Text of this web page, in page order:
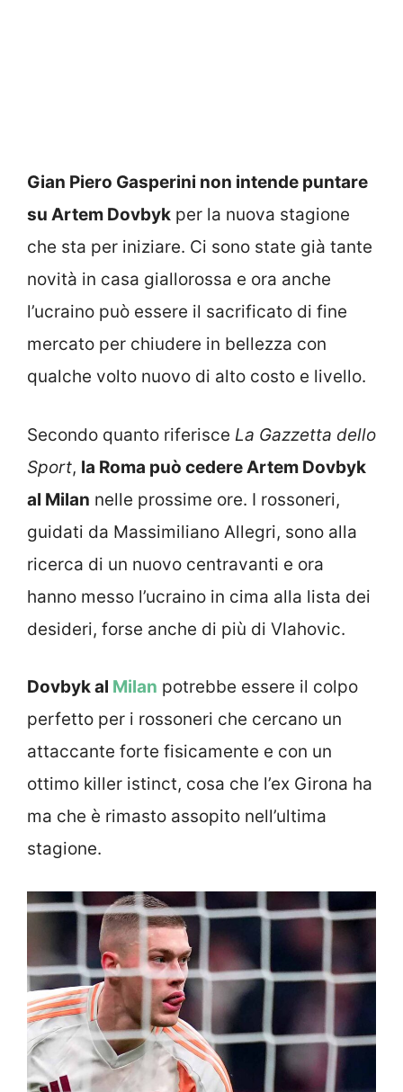
Gian Piero Gasperini non intende puntare
su Artem Dovbyk per la nuova stagione
che sta per iniziare. Ci sono state già tante
novità in casa giallorossa e ora anche
l’ucraino può essere il sacrificato di fine
mercato per chiudere in bellezza con
qualche volto nuovo di alto costo e livello.
Secondo quanto riferisce La Gazzetta dello
Sport, la Roma può cedere Artem Dovbyk
al Milan nelle prossime ore. I rossoneri,
guidati da Massimiliano Allegri, sono alla
ricerca di un nuovo centravanti e ora
hanno messo l’ucraino in cima alla lista dei
desideri, forse anche di più di Vlahovic.
Dovbyk al Milan potrebbe essere il colpo
perfetto per i rossoneri che cercano un
attaccante forte fisicamente e con un
ottimo killer istinct, cosa che l’ex Girona ha
ma che è rimasto assopito nell’ultima
stagione.